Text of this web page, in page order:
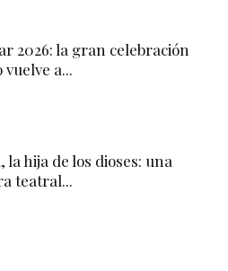
2026: la gran celebración
vuelve a...
la hija de los dioses: una
teatral...